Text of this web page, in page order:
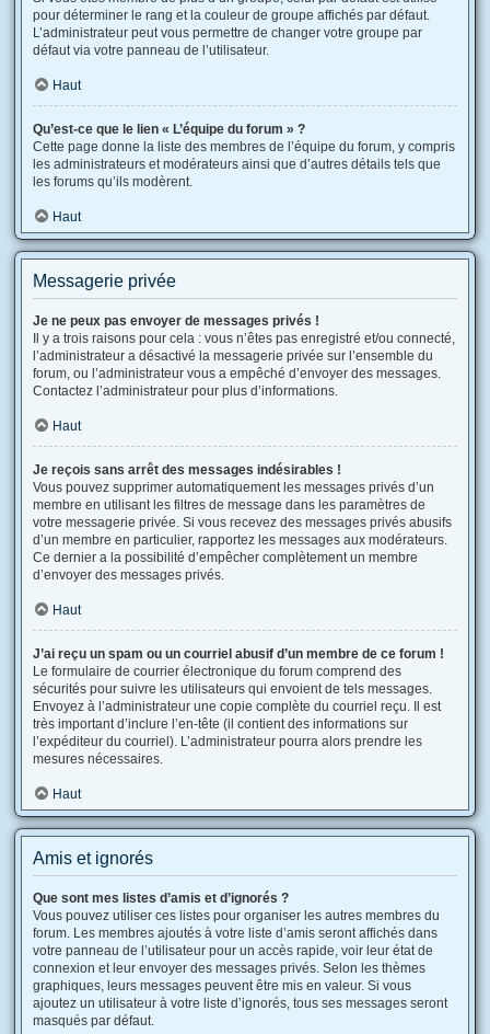
pour déterminer le rang et la couleur de groupe affichés par défaut.
L’administrateur peut vous permettre de changer votre groupe par
défaut via votre panneau de l’utilisateur.
Haut
Qu’est-ce que le lien « L’équipe du forum » ?
Cette page donne la liste des membres de l’équipe du forum, y compris
les administrateurs et modérateurs ainsi que d’autres détails tels que
les forums qu’ils modèrent.
Haut
Messagerie privée
Je ne peux pas envoyer de messages privés !
Il y a trois raisons pour cela : vous n’êtes pas enregistré et/ou connecté,
l’administrateur a désactivé la messagerie privée sur l’ensemble du
forum, ou l’administrateur vous a empêché d’envoyer des messages.
Contactez l’administrateur pour plus d’informations.
Haut
Je reçois sans arrêt des messages indésirables !
Vous pouvez supprimer automatiquement les messages privés d’un
membre en utilisant les filtres de message dans les paramètres de
votre messagerie privée. Si vous recevez des messages privés abusifs
d’un membre en particulier, rapportez les messages aux modérateurs.
Ce dernier a la possibilité d’empêcher complètement un membre
d’envoyer des messages privés.
Haut
J’ai reçu un spam ou un courriel abusif d’un membre de ce forum !
Le formulaire de courrier électronique du forum comprend des
sécurités pour suivre les utilisateurs qui envoient de tels messages.
Envoyez à l’administrateur une copie complète du courriel reçu. Il est
très important d’inclure l’en-tête (il contient des informations sur
l’expéditeur du courriel). L’administrateur pourra alors prendre les
mesures nécessaires.
Haut
Amis et ignorés
Que sont mes listes d’amis et d’ignorés ?
Vous pouvez utiliser ces listes pour organiser les autres membres du
forum. Les membres ajoutés à votre liste d’amis seront affichés dans
votre panneau de l’utilisateur pour un accès rapide, voir leur état de
connexion et leur envoyer des messages privés. Selon les thèmes
graphiques, leurs messages peuvent être mis en valeur. Si vous
ajoutez un utilisateur à votre liste d’ignorés, tous ses messages seront
masqués par défaut.